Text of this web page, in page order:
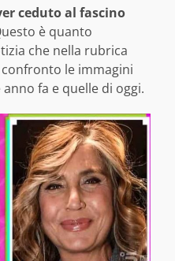
ceduto al fascino
è quanto
che nella rubrica
confronto le immagini
fa e quelle di oggi.